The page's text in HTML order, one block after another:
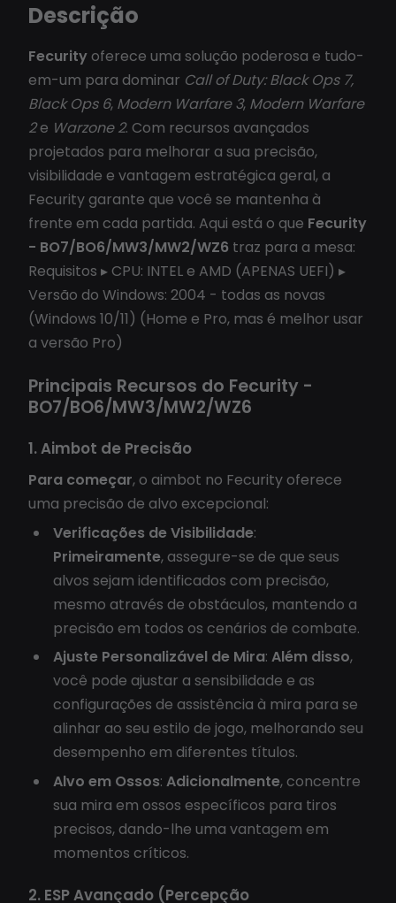
Descrição
Fecurityoferece uma solução poderosa e tudo-
em-um para dominar Call of Duty: Black Ops 7,
Black Ops 6, Modern Warfare 3, Modern Warfare
2e Warzone 2. Com recursos avançados
projetados para melhorar a sua precisão,
visibilidade e vantagem estratégica geral, a
Fecurity garante que você se mantenha à
frente em cada partida. Aqui está o que Fecurity
- BO7/BO6/MW3/MW2/WZ6 traz para a mesa:
Requisitos ▸ CPU: INTEL e AMD (APENAS UEFI) ▸
Versão do Windows: 2004 - todas as novas
(Windows 10/11) (Home e Pro, mas é melhor usar
a versão Pro)
Principais Recursos do Fecurity -
BO7/BO6/MW3/MW2/WZ6
1. Aimbot de Precisão
Para começar, o aimbot no Fecurity oferece
uma precisão de alvo excepcional:
Verificações de Visibilidade:
Primeiramente, assegure-se de que seus
alvos sejam identificados com precisão,
mesmo através de obstáculos, mantendo a
precisão em todos os cenários de combate.
Ajuste Personalizável de Mira: Além disso,
você pode ajustar a sensibilidade e as
configurações de assistência à mira para se
alinhar ao seu estilo de jogo, melhorando seu
desempenho em diferentes títulos.
Alvo em Ossos: Adicionalmente, concentre
sua mira em ossos específicos para tiros
precisos, dando-lhe uma vantagem em
momentos críticos.
2. ESP Avançado (Percepção